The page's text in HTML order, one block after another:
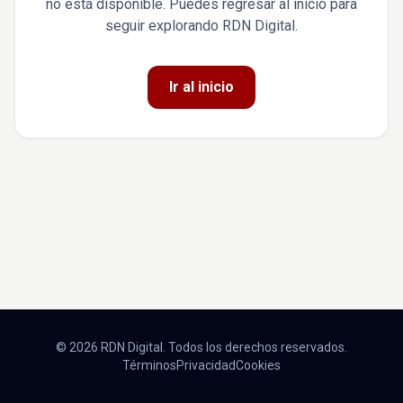
no está disponible. Puedes regresar al inicio para
seguir explorando RDN Digital.
Ir al inicio
© 2026 RDN Digital. Todos los derechos reservados.
TérminosPrivacidadCookies